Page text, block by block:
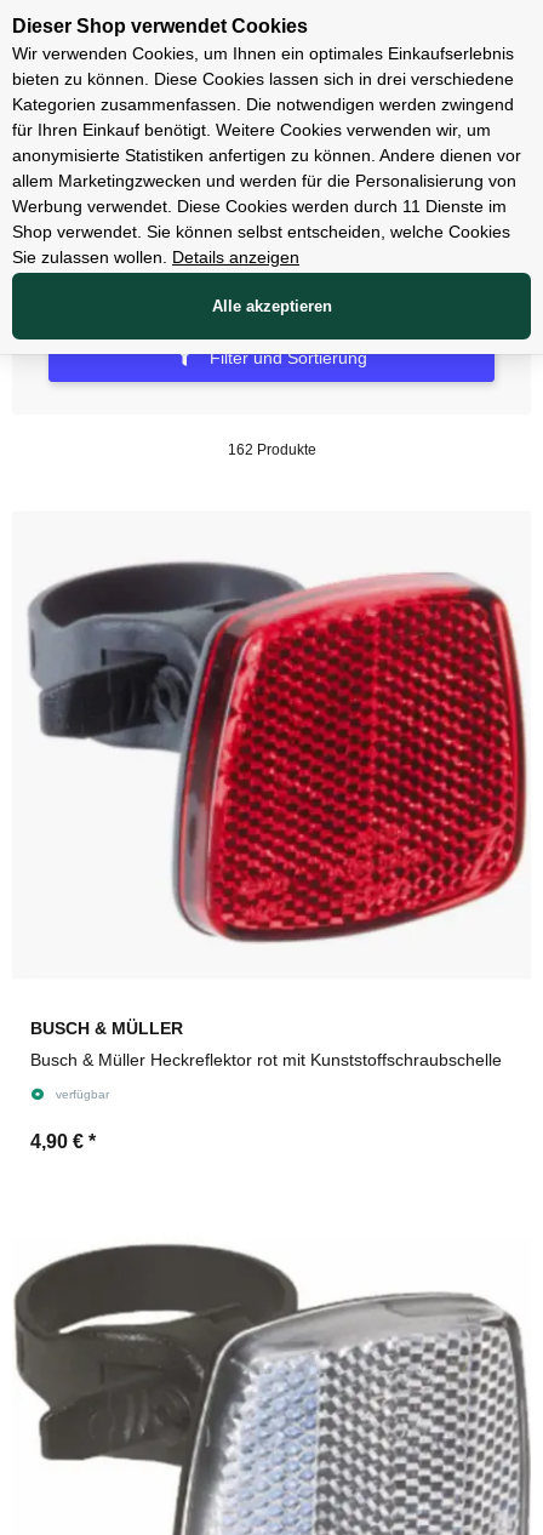
Unsere Filialen
Zubehör
Beleuchtung
Filter und Sortierung
162 Produkte
BUSCH & MÜLLER
Busch & Müller Heckreflektor rot mit Kunststoffschraubschelle
verfügbar
4,90 € *
Dieser Shop verwendet Cookies
Wir verwenden Cookies, um Ihnen ein optimales Einkaufserlebnis
bieten zu können. Diese Cookies lassen sich in drei verschiedene
Kategorien zusammenfassen. Die notwendigen werden zwingend
für Ihren Einkauf benötigt. Weitere Cookies verwenden wir, um
anonymisierte Statistiken anfertigen zu können. Andere dienen vor
allem Marketingzwecken und werden für die Personalisierung von
Werbung verwendet. Diese Cookies werden durch 11 Dienste im
Shop verwendet. Sie können selbst entscheiden, welche Cookies
Sie zulassen wollen.
Details anzeigen
Alle akzeptieren